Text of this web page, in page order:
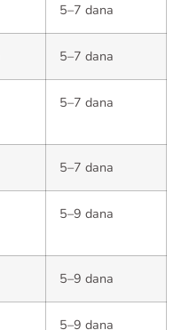
5–7 dana
5–7 dana
5–7 dana
5–7 dana
5–9 dana
5–9 dana
5–9 dana